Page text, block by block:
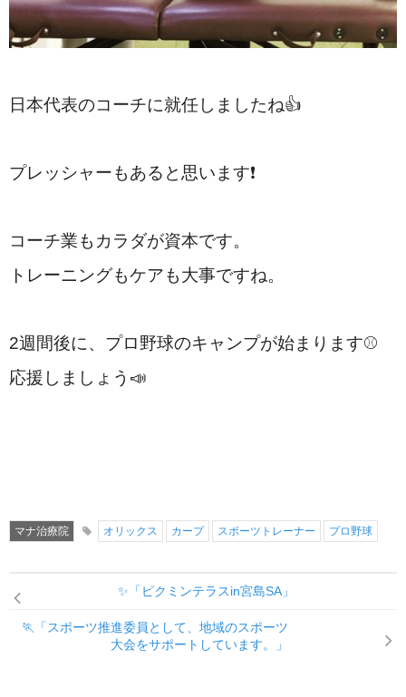
日本代表のコーチに就任しましたね👍
プレッシャーもあると思います❗
コーチ業もカラダが資本です。
トレーニングもケアも大事ですね。
2週間後に、プロ野球のキャンプが始まります⚾
応援しましょう📣
マナ治療院 オリックス カープ スポーツトレーナー プロ野球
✨「ピクミンテラスin宮島SA」
🏃「スポーツ推進委員として、地域のスポーツ
大会をサポートしています。」